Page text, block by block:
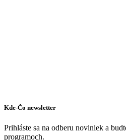
Kde-Čo newsletter
Prihláste sa na odberu noviniek a
programoch.